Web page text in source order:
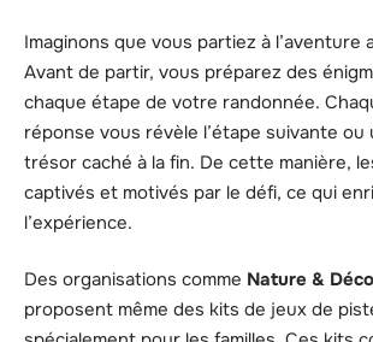
Imaginons que vous partiez à l’aventure
Avant de partir, vous préparez des
chaque étape de votre randonnée.
réponse vous révèle l’étape suivante ou
trésor caché à la fin. De cette manière,
captivés et motivés par le défi, ce qui
l’expérience.
Des organisations comme Nature &
proposent même des kits de jeux de